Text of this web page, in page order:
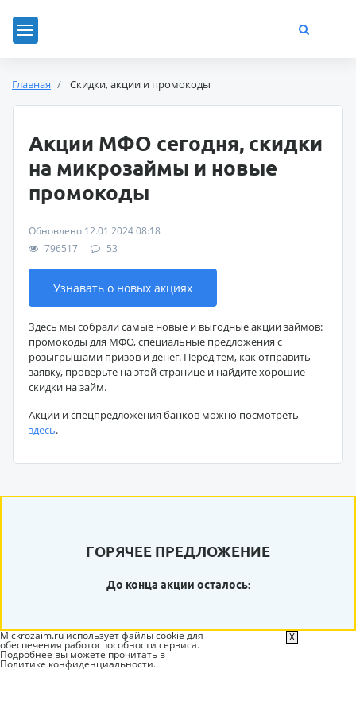
Главная Скидки, акции и промокоды
Акции МФО сегодня, скидки
на микрозаймы и новые
промокоды
Обновлено 12.01.2024 08:18
796517
53
Узнавать о новых акциях
Здесь мы собрали самые новые и выгодные акции займов:
промокоды для МФО, специальные предложения с
розыгрышами призов и денег. Перед тем, как отправить
заявку, проверьте на этой странице и найдите хорошие
скидки на займ.
Акции и спецпредложения банков можно посмотреть
здесь.
ГОРЯЧЕЕ ПРЕДЛОЖЕНИЕ
До конца акции осталось:
Mickrozaim.ru использует файлы cookie для
обеспечения работоспособности сервиса.
Подробнее вы можете прочитать в
Политике конфиденциальности.
X